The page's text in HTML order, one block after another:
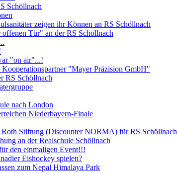
Schöllnach
zeigen ihr Können an RS Schöllnach
Tür" an der RS Schöllnach
"on air"...!
"Mayer Präzision GmbH"
RS Schöllnach
nach London
Niederbayern-Finale
Stiftung (Discounter NORMA) für RS Schöllnach
an der Realschule Schöllnach
den einmaligen Event!!!
Eishockey spielen?
zum Nepal Himalaya Park